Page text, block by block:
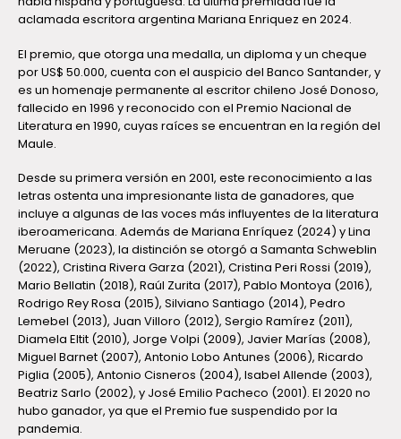
aclamada escritora argentina Mariana Enriquez en 2024.
El premio, que otorga una medalla, un diploma y un cheque
por US$ 50.000, cuenta con el auspicio del Banco Santander, y
es un homenaje permanente al escritor chileno José Donoso,
fallecido en 1996 y reconocido con el Premio Nacional de
Literatura en 1990, cuyas raíces se encuentran en la región del
Maule.
Desde su primera versión en 2001, este reconocimiento a las
letras ostenta una impresionante lista de ganadores, que
incluye a algunas de las voces más influyentes de la literatura
iberoamericana. Además de Mariana Enríquez (2024) y Lina
Meruane (2023), la distinción se otorgó a Samanta Schweblin
(2022), Cristina Rivera Garza (2021), Cristina Peri Rossi (2019),
Mario Bellatin (2018), Raúl Zurita (2017), Pablo Montoya (2016),
Rodrigo Rey Rosa (2015), Silviano Santiago (2014), Pedro
Lemebel (2013), Juan Villoro (2012), Sergio Ramírez (2011),
Diamela Eltit (2010), Jorge Volpi (2009), Javier Marías (2008),
Miguel Barnet (2007), Antonio Lobo Antunes (2006), Ricardo
Piglia (2005), Antonio Cisneros (2004), Isabel Allende (2003),
Beatriz Sarlo (2002), y José Emilio Pacheco (2001). El 2020 no
hubo ganador, ya que el Premio fue suspendido por la
pandemia.